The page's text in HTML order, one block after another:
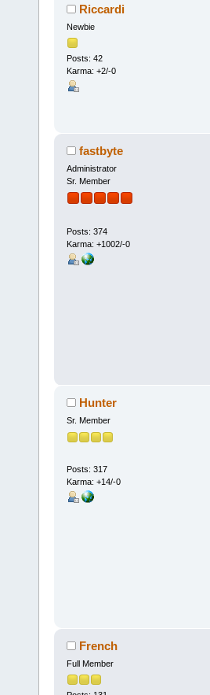
Riccardi
Newbie
Posts: 42
Karma: +2/-0
fastbyte
Administrator
Sr. Member
Posts: 374
Karma: +1002/-0
Hunter
Sr. Member
Posts: 317
Karma: +14/-0
French
Full Member